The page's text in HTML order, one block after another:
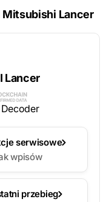
Mitsubishi Lancer
Lancer
serwisowe
wpisów
przebieg